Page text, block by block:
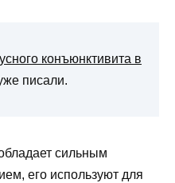
конъюнктивита в
писали.
сильным
его используют для